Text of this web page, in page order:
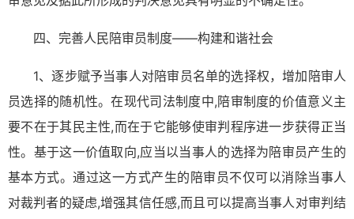
四、完善人民陪审员制度——构建和谐社会
1、逐步赋予当事人对陪审员名单的选择权，增加陪审人
员选择的随机性。在现代司法制度中,陪审制度的价值意义主
要不在于其民主性,而在于它能够使审判程序进一步获得正当
性。基于这一价值取向,应当以当事人的选择为陪审员产生的
基本方式。通过这一方式产生的陪审员不仅可以消除当事人
对裁判者的疑虑,增强其信任感,而且可以提高当事人对审判结